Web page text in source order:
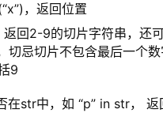
，返回位置
回2-9的切片字符串，还
切忌切片不包含最后一个数
9
在str中，如 “p” in str，